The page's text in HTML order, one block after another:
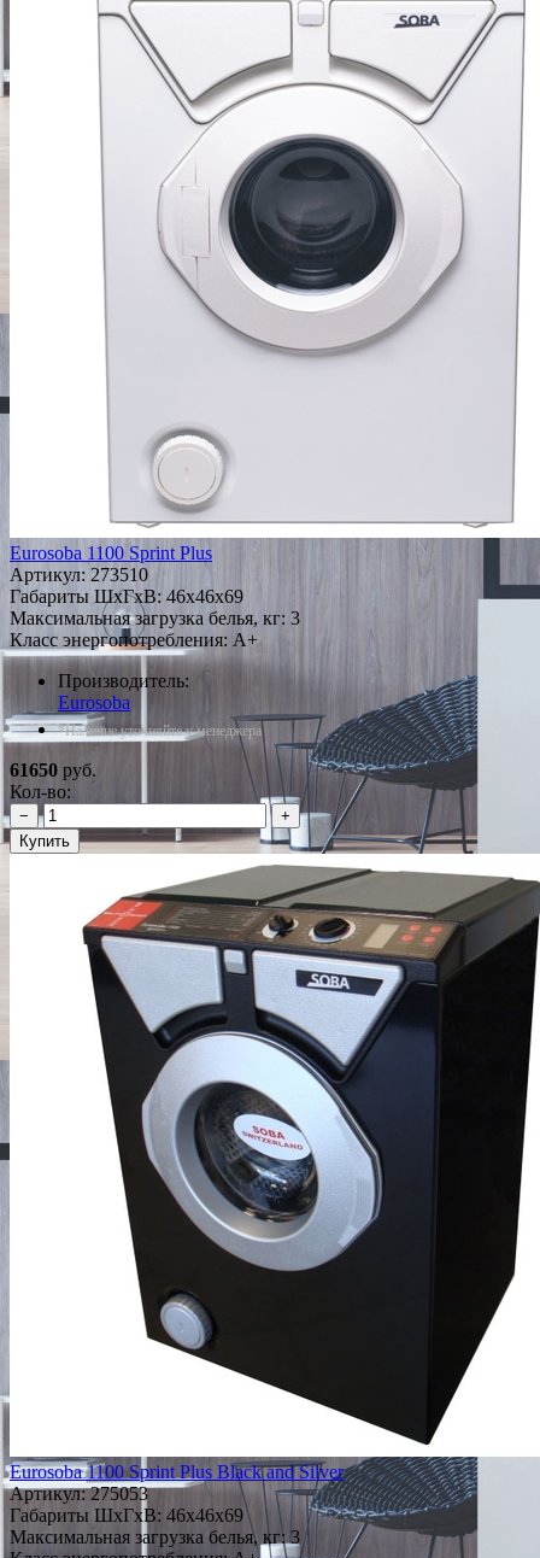
Eurosoba 1100 Sprint Plus
Артикул: 273510
Габариты ШxГxВ: 46x46x69
Максимальная загрузка белья, кг: 3
Класс энергопотребления: A+
Производитель:
Eurosoba
*Наличие уточняйте у менеджера
61650 руб.
Кол-во:
−
+
Купить
Eurosoba 1100 Sprint Plus Black and Silver
Артикул:275053
Габариты ШxГxВ: 46x46x69
Максимальная загрузка белья, кг: 3